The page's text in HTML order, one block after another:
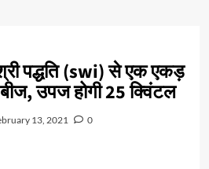
श्री पद्धति (swi) से एक एकड़
उपज होगी 25 क्विंटल
13, 2021 0